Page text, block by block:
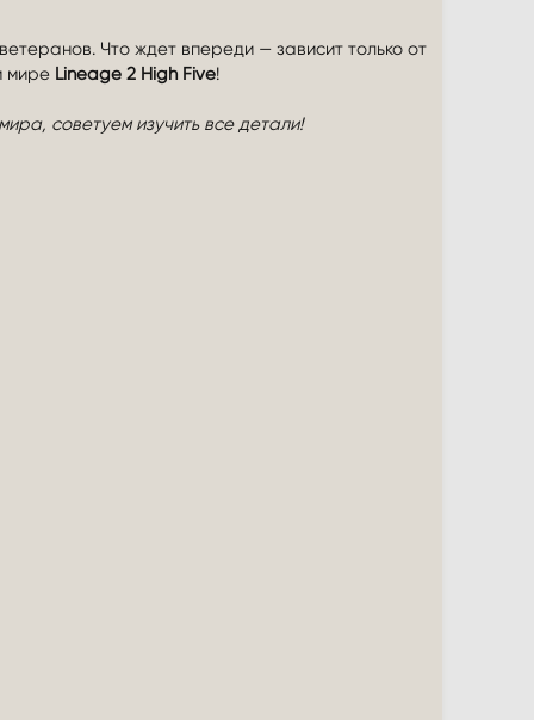
Что ждет впереди — зависит только от
мире Lineage 2 High Five!
советуем изучить все детали!